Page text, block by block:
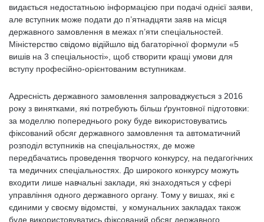
видається недостатньою інформацією при подачі однієї заяви,
але вступник може подати до п’ятнадцяти заяв на місця
державного замовлення в межах п’яти спеціальностей.
Міністерство свідомо відійшло від багаторічної формули «5
вишів на 3 спеціальності», щоб створити кращі умови для
вступу професійно-орієнтованим вступникам.
Адресність державного замовлення запроваджується з 2016
року з винятками, які потребують більш ґрунтовної підготовки:
за моделлю попереднього року буде використовуватись
фіксований обсяг державного замовлення та автоматичний
розподіл вступників на спеціальностях, де може
передбачатись проведення творчого конкурсу, на педагогічних
та медичних спеціальностях. До широкого конкурсу можуть
входити лише навчальні заклади, які знаходяться у сфері
управління одного державного органу. Тому у вишах, які є
єдиними у своєму відомстві, у комунальних закладах також
буде використовуватись фіксований обсяг державного